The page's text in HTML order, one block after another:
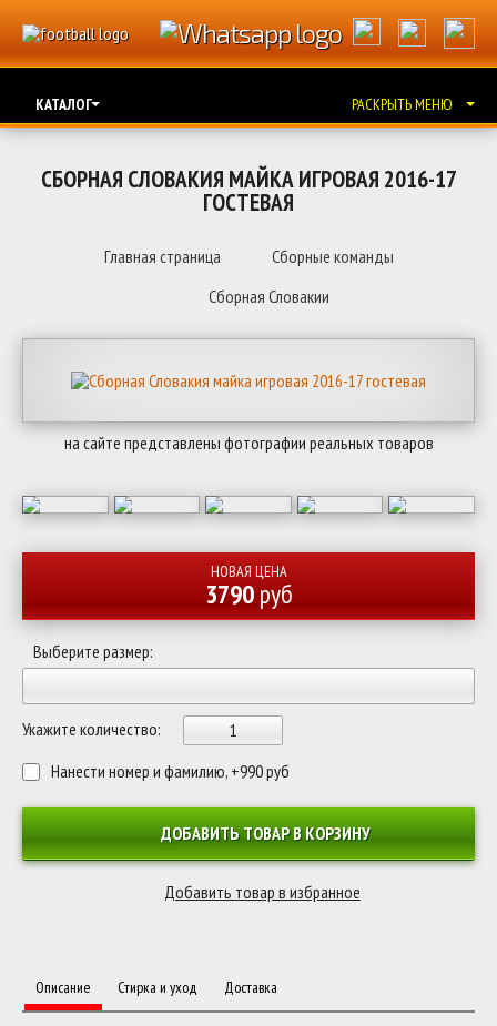
КАТАЛОГ РАСКРЫТЬ МЕНЮ
СБОРНАЯ СЛОВАКИЯ МАЙКА ИГРОВАЯ 2016-17
ГОСТЕВАЯ
Главная страница
Сборные команды
Сборная Словакии
на сайте представлены фотографии реальных товаров
НОВАЯ ЦЕНА
3790руб
Выберите размер:
Укажите количество:
Нанести номер и фамилию, +990 руб
ДОБАВИТЬ ТОВАР В КОРЗИНУ
Описание Стирка и уход Доставка